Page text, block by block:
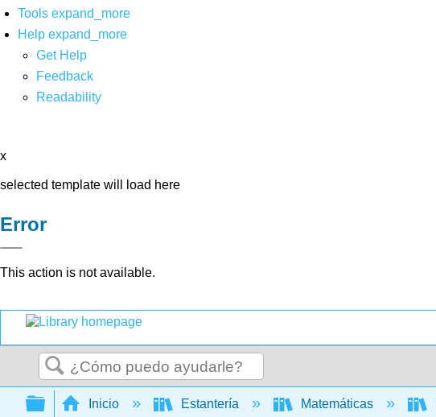
Tools expand_more
Help expand_more
Get Help
Feedback
Readability
x
selected template will load here
Error
This action is not available.
Buscar
Expandir/contraer jerarquía global
Inicio Estantería Matemáticas